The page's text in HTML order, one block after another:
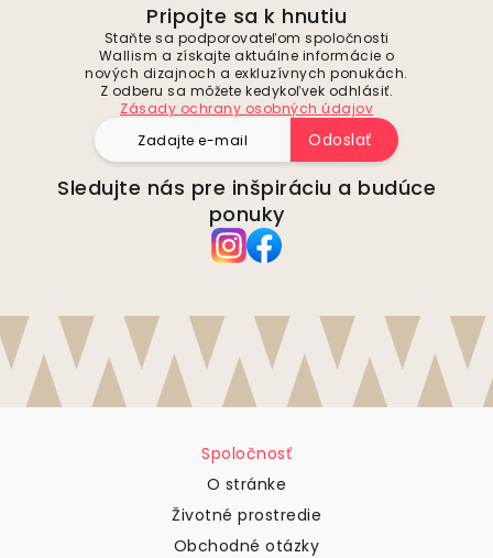
Pripojte sa k hnutiu
Staňte sa podporovateľom spoločnosti
Wallism a získajte aktuálne informácie o
nových dizajnoch a exkluzívnych ponukách.
Z odberu sa môžete kedykoľvek odhlásiť.
Zásady ochrany osobných údajov
Odoslať
Sledujte nás pre inšpiráciu a budúce
ponuky
Spoločnosť
O stránke
Životné prostredie
Obchodné otázky